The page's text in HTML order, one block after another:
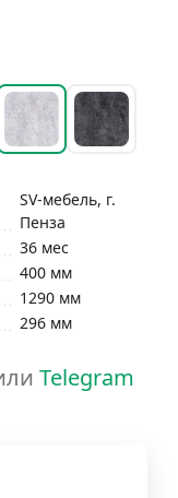
SV-мебель, г.
Пенза
36 мес
400 мм
1290 мм
296 мм
Telegram